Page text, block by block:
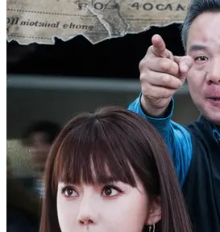
Kembalinya Sang Putri Pewaris
115 Episodes